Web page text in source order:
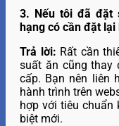
3. Nếu tôi đã đặt
hạng có cần đặt lại
Trả lời: Rất cần
suất ăn cũng thay
cấp. Bạn nên liên
hành trình trên
hợp với tiêu
biệt mới.